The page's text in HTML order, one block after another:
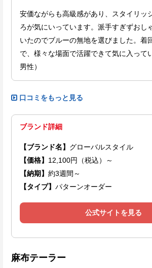
安価ながらも高級感があり、スタイリッ
ろが気にいっています。派手すぎずおし
いたのでブルーの無地を選びました。着
で、様々な場面で活躍できて気に入って
男性）
口コミをもっと見る
ブランド詳細
【ブランド名】 グローバルスタイル
【価格】 12,100円（税込）～
【納期】 約3週間～
【タイプ】 パターンオーダー
公式サイトを見る
麻布テーラー